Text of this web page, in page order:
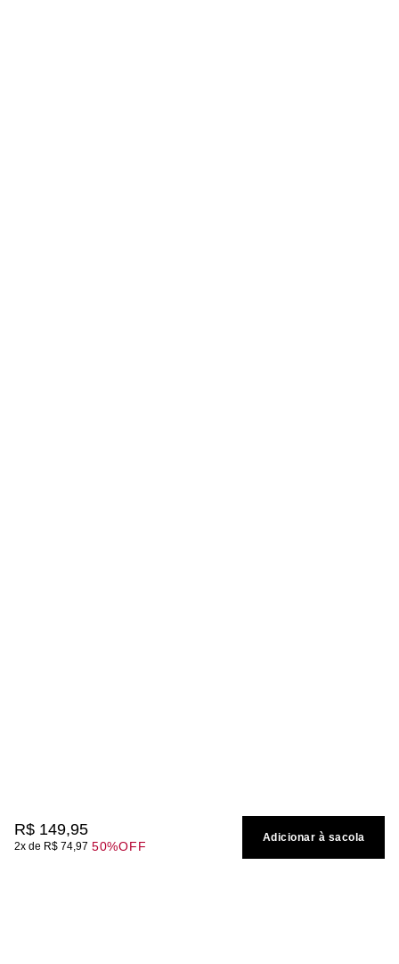
R$ 149,95
2 R$ 74,97 50%OFF
Adicionar à sacola